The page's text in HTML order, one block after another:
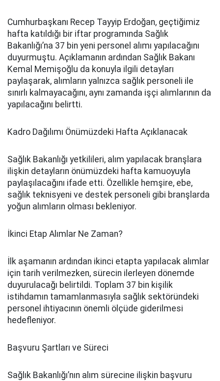
Cumhurbaşkanı Recep Tayyip Erdoğan, geçtiğimiz
hafta katıldığı bir iftar programında Sağlık
Bakanlığı’na 37 bin yeni personel alımı yapılacağını
duyurmuştu. Açıklamanın ardından Sağlık Bakanı
Kemal Memişoğlu da konuyla ilgili detayları
paylaşarak, alımların yalnızca sağlık personeli ile
sınırlı kalmayacağını, aynı zamanda işçi alımlarının da
yapılacağını belirtti.
Kadro Dağılımı Önümüzdeki Hafta Açıklanacak
Sağlık Bakanlığı yetkilileri, alım yapılacak branşlara
ilişkin detayların önümüzdeki hafta kamuoyuyla
paylaşılacağını ifade etti. Özellikle hemşire, ebe,
sağlık teknisyeni ve destek personeli gibi branşlarda
yoğun alımların olması bekleniyor.
İkinci Etap Alımlar Ne Zaman?
İlk aşamanın ardından ikinci etapta yapılacak alımlar
için tarih verilmezken, sürecin ilerleyen dönemde
duyurulacağı belirtildi. Toplam 37 bin kişilik
istihdamın tamamlanmasıyla sağlık sektöründeki
personel ihtiyacının önemli ölçüde giderilmesi
hedefleniyor.
Başvuru Şartları ve Süreci
Sağlık Bakanlığı’nın alım sürecine ilişkin başvuru